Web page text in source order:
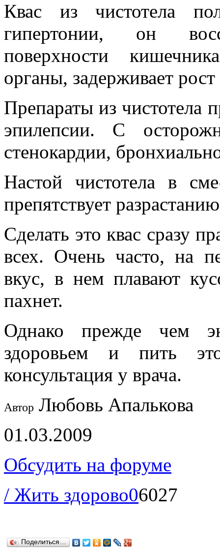
Квас из чистотела
гипертонии, он
поверхности
органы, задерживает
Препараты из чистотела
эпилепсии. С
стенокардии,
Настой чистотела в
препятствует
Сделать это квас сразу
всех. Очень часто, на
вкус, в нем плавают
пахнет.
Однако прежде чем
здоровьем и пить
консультация у врача.
Автор Любовь Апалькова
01.03.2009
Обсудить на форуме
/ Жить здорово06027
Поделиться…